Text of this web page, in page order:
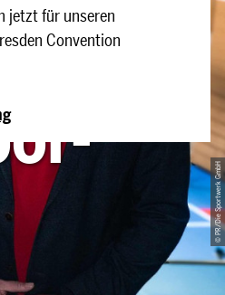
jetzt für unseren
Convention
© PR/Die Sportwerk GmbH